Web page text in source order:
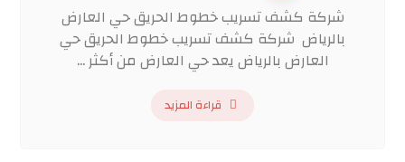
شركة كشف تسريب خطوط الحريق حي العارض
بالرياض شركة كشف تسريب خطوط الحريق حي
العارض بالرياض يعد حي العارض من أكثر ...
قراءة المزيد